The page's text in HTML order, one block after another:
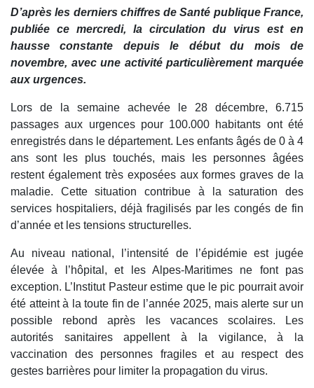
D’après les derniers chiffres de Santé publique France,
publiée ce mercredi, la circulation du virus est en
hausse constante depuis le début du mois de
novembre, avec une activité particulièrement marquée
aux urgences.
Lors de la semaine achevée le 28 décembre, 6.715
passages aux urgences pour 100.000 habitants ont été
enregistrés dans le département. Les enfants âgés de 0 à 4
ans sont les plus touchés, mais les personnes âgées
restent également très exposées aux formes graves de la
maladie. Cette situation contribue à la saturation des
services hospitaliers, déjà fragilisés par les congés de fin
d’année et les tensions structurelles.
Au niveau national, l’intensité de l’épidémie est jugée
élevée à l’hôpital, et les Alpes-Maritimes ne font pas
exception. L’Institut Pasteur estime que le pic pourrait avoir
été atteint à la toute fin de l’année 2025, mais alerte sur un
possible rebond après les vacances scolaires. Les
autorités sanitaires appellent à la vigilance, à la
vaccination des personnes fragiles et au respect des
gestes barrières pour limiter la propagation du virus.